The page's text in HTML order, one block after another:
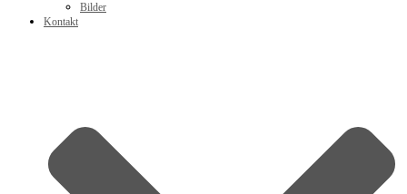
Bilder
Kontakt